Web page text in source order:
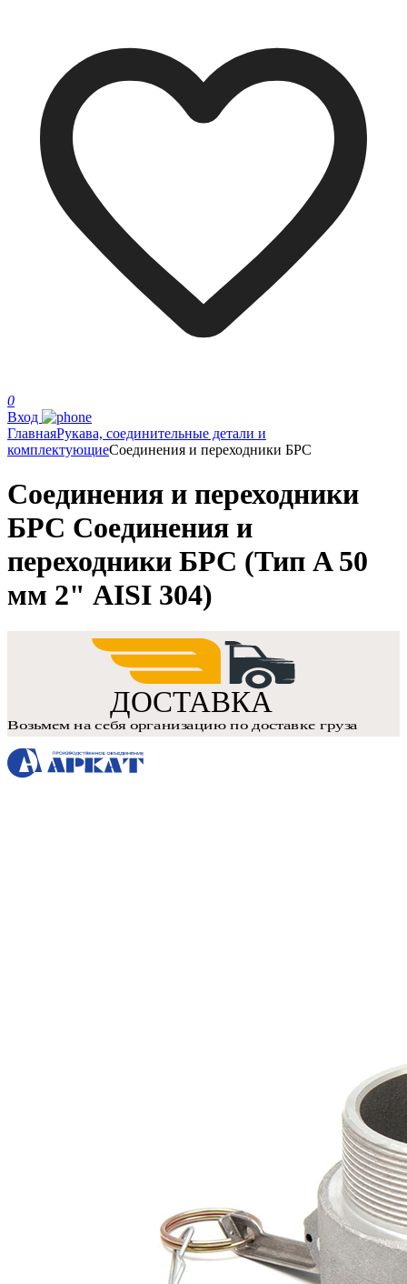
0
Вход
ГлавнаяРукава, соединительные детали и
комплектующиеСоединения и переходники БРС
Соединения и переходники
БРС Соединения и
переходники БРС (Тип A 50
мм 2" AISI 304)